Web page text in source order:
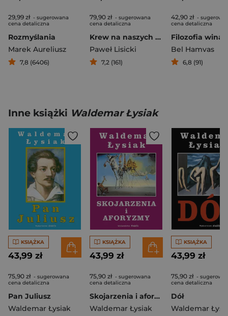
29,99 zł - sugerowana
cena detaliczna
Rozmyślania
Marek Aureliusz
7,8 (6406)
79,90 zł - sugerowana
cena detaliczna
Krew na naszych rękach? Religia Holocaustu i tożsamość Europy
Paweł Lisicki
7,2 (161)
42,90 zł -
cena detaliczna
Filozofia wina
Bel Hamvas
6,8 (91)
Inne książki Waldemar Łysiak
KSIĄŻKA
43,99 zł
75,90 zł - sugerowana
cena detaliczna
Pan Juliusz
Waldemar Łysiak
KSIĄŻKA
43,99 zł
75,90 zł - sugerowana
cena detaliczna
Skojarzenia i aforyzmy
Waldemar Łysiak
KSIĄŻKA
43,99 zł
75,90 zł -
cena detaliczna
Dół
Waldemar